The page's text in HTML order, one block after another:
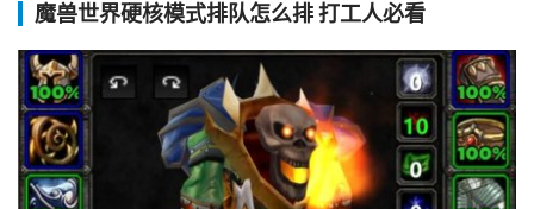
魔兽世界硬核模式排队怎么排 打工人必看